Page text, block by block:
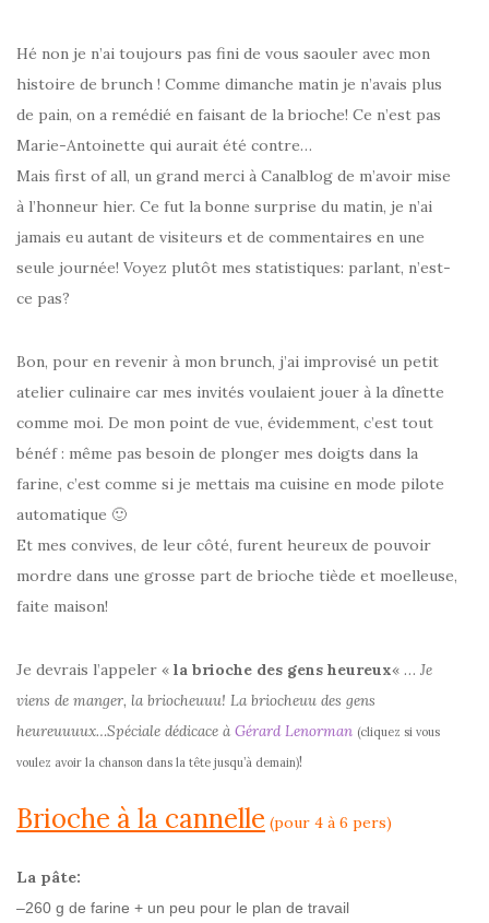
Hé non je n’ai toujours pas fini de vous saouler avec mon
histoire de brunch ! Comme dimanche matin je n’avais plus
de pain, on a remédié en faisant de la brioche! Ce n’est pas
Marie-Antoinette qui aurait été contre…
Mais first of all, un grand merci à Canalblog de m’avoir mise
à l’honneur hier. Ce fut la bonne surprise du matin, je n’ai
jamais eu autant de visiteurs et de commentaires en une
seule journée! Voyez plutôt mes statistiques: parlant, n’est-
ce pas?
Bon, pour en revenir à mon brunch, j’ai improvisé un petit
atelier culinaire car mes invités voulaient jouer à la dînette
comme moi. De mon point de vue, évidemment, c’est tout
bénéf : même pas besoin de plonger mes doigts dans la
farine, c’est comme si je mettais ma cuisine en mode pilote
automatique 🙂
Et mes convives, de leur côté, furent heureux de pouvoir
mordre dans une grosse part de brioche tiède et moelleuse,
faite maison!
Je devrais l’appeler « la brioche des gens heureux« … Je
viens de manger, la briocheuuu! La briocheuu des gens
heureuuuux…Spéciale dédicace à Gérard Lenorman (cliquez si vous
voulez avoir la chanson dans la tête jusqu’à demain)!
Brioche à la cannelle (pour 4 à 6 pers)
La pâte:
–260 g de farine + un peu pour le plan de travail